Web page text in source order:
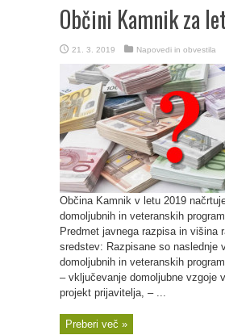
Občini Kamnik za
21. 3. 2019 Napovedi in obvestila
Občina Kamnik v letu 2019
domoljubnih in veteranskih
Predmet javnega razpisa in višina
sredstev: Razpisane so naslednje
domoljubnih in veteranskih
– vključevanje domoljubne vzgoje
projekt prijavitelja, – ...
Preberi več »